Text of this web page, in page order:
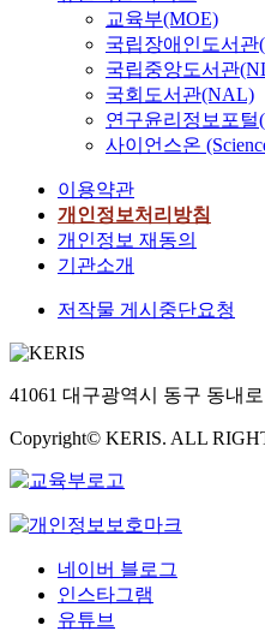
교육부(MOE)
국립장애인도서관
국립중앙도서관
국회도서관(NAL)
연구윤리정보포털
사이언스온
이용약관
개인정보처리방침
개인정보 재동의
기관소개
저작물 게시중단요청
41061 대구광역시 동구 동내
Copyright© KERIS. ALL
네이버 블로그
인스타그램
유튜브